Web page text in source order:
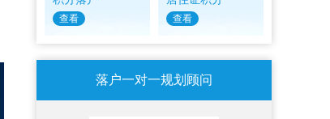
查看 查看
落户一对一规划顾问